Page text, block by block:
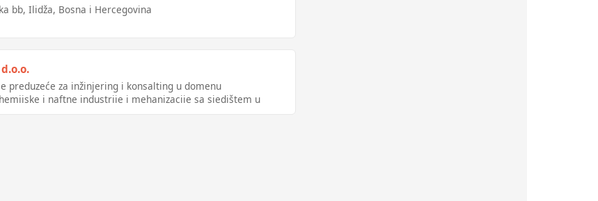
bb, Ilidža, Bosna i Hercegovina
preduzeće za inžinjering i konsalting u domenu
i naftne industrije i mehanizacije sa sjedištem u